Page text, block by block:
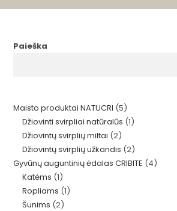
Paieška
Maisto produktai NATUCRI 55
produktai
Džiovinti svirpliai natūralūs 11
Džiovintų svirplių miltai 22
produktai
Džiovintų svirplių užkandis 22
produktai
Gyvūnų auguntinių ėdalas CRIBITE 44
Katėms 11
produktas
Ropliams 11
Šunims 22